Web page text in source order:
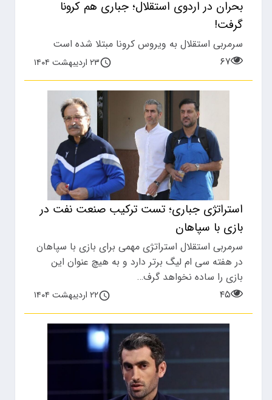
بحران در اردوی استقلال؛ جباری هم کرونا
گرفت!
سرمربی استقلال به ویروس کرونا مبتلا شده است
۶۷
۲۳ اردیبهشت ۱۴۰۴
استراتژی جباری؛ تست ترکیب صنعت نفت در
بازی با سپاهان
سرمربی استقلال استراتژی مهمی برای بازی با سپاهان
در هفته سی ام لیگ برتر دارد و به هیچ عنوان این
بازی را ساده نخواهد گرف…
۴۵
۲۲ اردیبهشت ۱۴۰۴